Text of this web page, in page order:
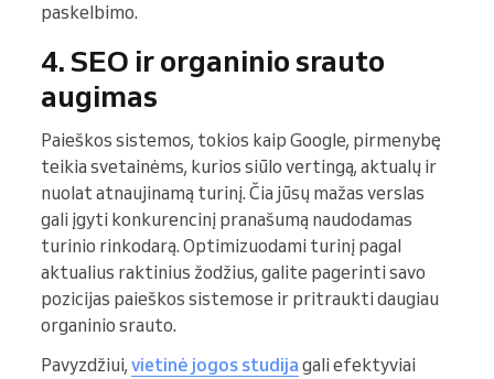
paskelbimo.
4. SEO ir organinio srauto
augimas
Paieškos sistemos, tokios kaip Google, pirmenybę
teikia svetainėms, kurios siūlo vertingą, aktualų ir
nuolat atnaujinamą turinį. Čia jūsų mažas verslas
gali įgyti konkurencinį pranašumą naudodamas
turinio rinkodarą. Optimizuodami turinį pagal
aktualius raktinius žodžius, galite pagerinti savo
pozicijas paieškos sistemose ir pritraukti daugiau
organinio srauto.
Pavyzdžiui, vietinė jogos studija gali efektyviai